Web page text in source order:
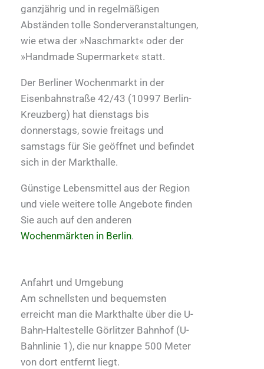
ganzjährig und in regelmäßigen
Abständen tolle Sonderveranstaltungen,
wie etwa der »Naschmarkt« oder der
»Handmade Supermarket« statt.
Der Berliner Wochenmarkt in der
Eisenbahnstraße 42/43 (10997 Berlin-
Kreuzberg) hat dienstags bis
donnerstags, sowie freitags und
samstags für Sie geöffnet und befindet
sich in der Markthalle.
Günstige Lebensmittel aus der Region
und viele weitere tolle Angebote finden
Sie auch auf den anderen
Wochenmärkten in Berlin.
Anfahrt und Umgebung
Am schnellsten und bequemsten
erreicht man die Markthalte über die U-
Bahn-Haltestelle Görlitzer Bahnhof (U-
Bahnlinie 1), die nur knappe 500 Meter
von dort entfernt liegt.